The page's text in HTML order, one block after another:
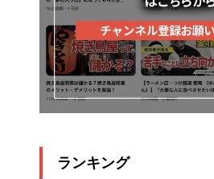
ランキング